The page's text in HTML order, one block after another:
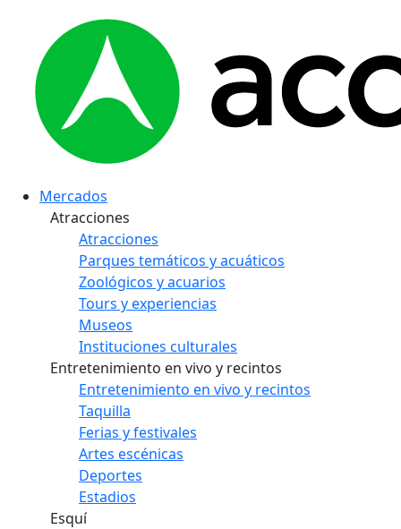
Mercados
Atracciones
Atracciones
Parques temáticos y acuáticos
Zoológicos y acuarios
Tours y experiencias
Museos
Instituciones culturales
Entretenimiento en vivo y recintos
Entretenimiento en vivo y recintos
Taquilla
Ferias y festivales
Artes escénicas
Deportes
Estadios
Esquí